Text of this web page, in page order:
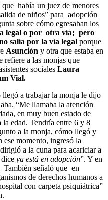
había un juez de menores
de niños” para adopción
sobre cómo egresaban los
legal o por otra vía; pero
salía por la vía legal porque
Asunción y otra que estaba en
refiere a las monjas que
sociales Laura
Vial.
a trabajar la monja le dijo
“Me llamaba la atención
en muy buen estado de
edad. Tendría entre 6 y 8
a la monja, cómo llegó y
ese momento, ingresó la
a la cuna para acariciar a
ya está en adopción”. Y en
También señaló que en
de derechos humanos a
con carpeta psiquiátrica”